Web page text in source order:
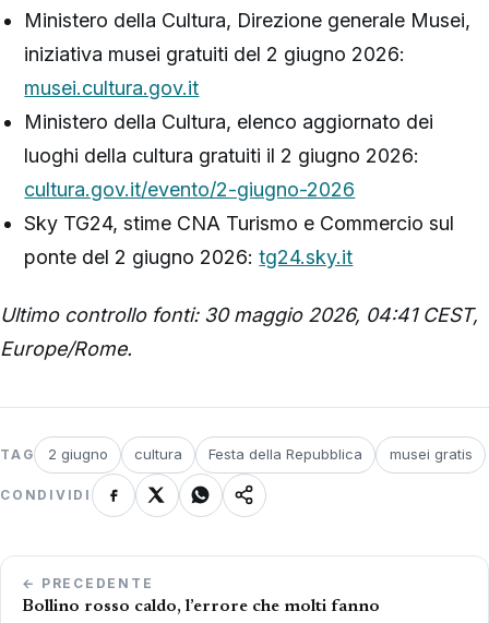
Ministero della Cultura, Direzione generale Musei,
iniziativa musei gratuiti del 2 giugno 2026:
musei.cultura.gov.it
Ministero della Cultura, elenco aggiornato dei
luoghi della cultura gratuiti il 2 giugno 2026:
cultura.gov.it/evento/2-giugno-2026
Sky TG24, stime CNA Turismo e Commercio sul
ponte del 2 giugno 2026:tg24.sky.it
Ultimo controllo fonti: 30 maggio 2026, 04:41 CEST,
Europe/Rome.
TAG 2 giugno cultura Festa della Repubblica musei gratis
CONDIVIDI
Navigazione
articoli
← PRECEDENTE
Bollino rosso caldo, l’errore che molti fanno